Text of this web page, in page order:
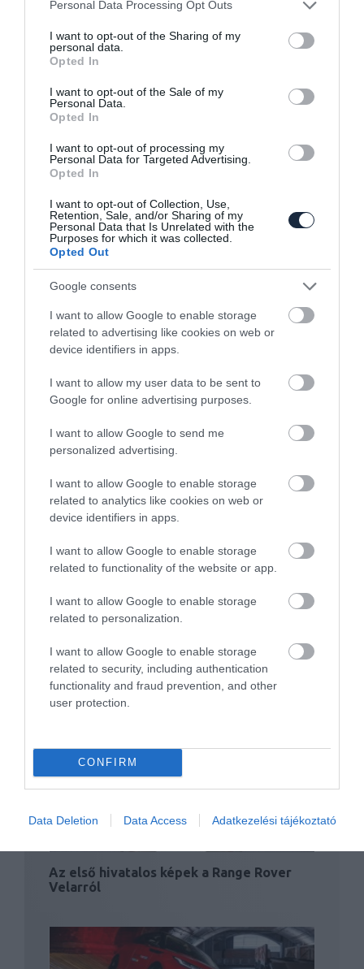
not limited to your visit or usage behaviour. You may click to
grant or deny consent to Google and its third-party tags to
use your data for below specified purposes in below Google
consent section.
Personal Data Processing Opt Outs
I want to opt-out of the Sharing of my
personal data.
Opted In
I want to opt-out of the Sale of my
Personal Data.
Opted In
I want to opt-out of processing my
Personal Data for Targeted Advertising.
Opted In
I want to opt-out of Collection, Use,
Retention, Sale, and/or Sharing of my
Personal Data that Is Unrelated with the
Purposes for which it was collected.
Opted Out
Google consents
I want to allow Google to enable storage
related to advertising like cookies on web or
device identifiers in apps.
I want to allow my user data to be sent to
Google for online advertising purposes.
I want to allow Google to send me
personalized advertising.
I want to allow Google to enable storage
related to analytics like cookies on web or
device identifiers in apps.
I want to allow Google to enable storage
related to functionality of the website or app.
I want to allow Google to enable storage
related to personalization.
I want to allow Google to enable storage
related to security, including authentication
functionality and fraud prevention, and other
user protection.
CONFIRM
Data Deletion Data Access Adatkezelési tájékoztató
Kupé SUV-ot tervez a Range Rover
Pert nyert a Range Rover a másoló kínai
márkával szemben
Evoque féláron!
Evoque
Kínai másolatával ütközött a Range Rover
Az első hivatalos képek a Range Rover
Velarról